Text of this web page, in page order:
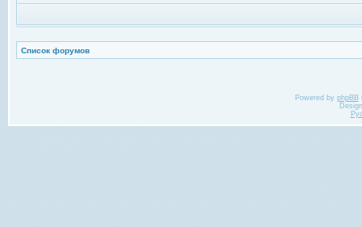
Список форумов
Powered by phpBB